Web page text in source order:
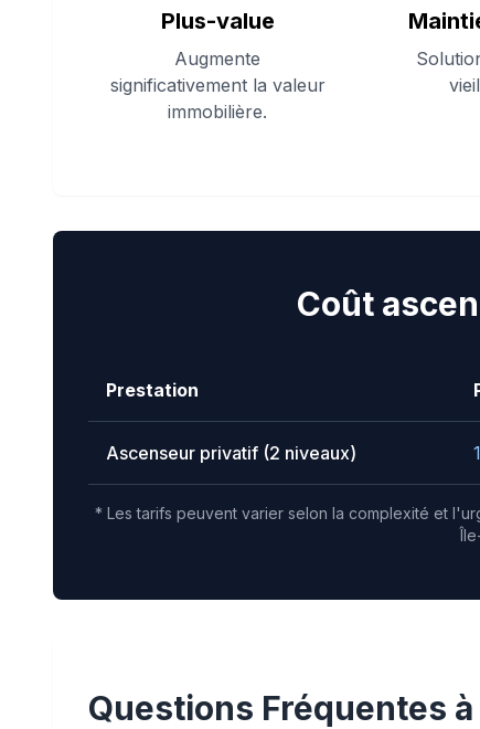
Plus-value
Augmente
significativement la valeur
immobilière.
Coût
Prestation
Ascenseur privatif (2 niveaux)
* Les tarifs peuvent varier selon la complexité et
Questions Fréquentes à